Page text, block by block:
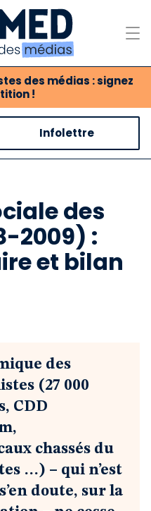
des médias : signez
!
médias
Infolettre
des
2009) :
et bilan
des
(27 000
CDD
chassés du
…) – qui n’est
doute, sur la